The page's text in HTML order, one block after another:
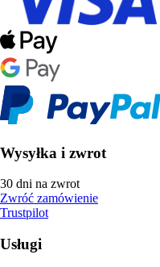
Wysyłka i zwrot
30 dni na zwrot
Zwróć zamówienie
Trustpilot
Usługi